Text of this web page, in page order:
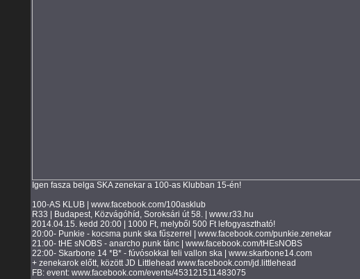
Igen fasza belga SKA zenekar a 100-as Klubban 15-én!
100-AS KLUB | www.facebook.com/100asklub
R33 | Budapest, Közvágóhíd, Soroksári út 58. | www.r33.hu
2014.04.15. kedd 20:00 | 1000 Ft, melyből 500 Ft lefogyasztható!
20:00- Punkie - kocsma punk ska fűszerrel | www.facebook.com/punkie.zenekar
21:00- tHE sNOBS - anarcho punk tánc | www.facebook.com/tHEsNOBS
22:00- Skarbone 14 *B* - fúvósokkal teli vallon ska | www.skarbone14.com
+ zenekarok előtt, között JD Littlehead www.facebook.com/jd.littlehead
FB: event: www.facebook.com/events/453121511483075